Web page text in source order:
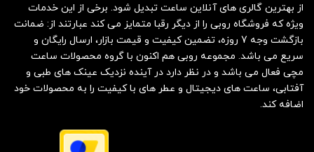
از بهترین گالری های آنلاین ساعت تبدیل شود. برخی از این خدمات
ویژه که فروشگاه روبی را از دیگر رقبا متمایز می کند عبارتند از: ضمانت
بازگشت وجه 7 روزه، تضمین کیفیت و قیمت بازار، ارسال رایگان و
سریع می باشد. مجموعه روبی هم اکنون با گروه محصولات ساعت
مچی فعال می باشد و در نظر دارد در آینده نزدیک عینک های طبی و
آفتابی، ساعت های دیجیتال و عطر های با کیفیت را به محصولات خود
اضافه کند.